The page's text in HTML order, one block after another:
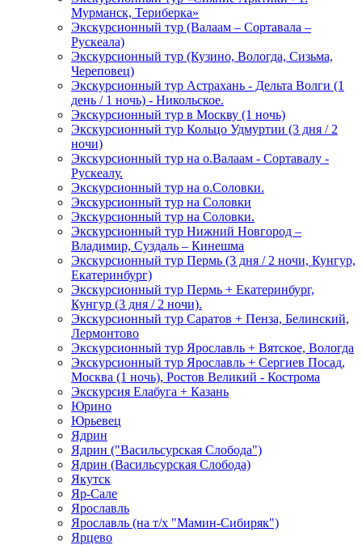
Мурманск, Териберка»
Экскурсионный тур (Валаам – Сортавала –
Рускеала)
Экскурсионный тур (Кузино, Вологда, Сизьма,
Череповец)
Экскурсионный тур Астрахань - Дельта Волги (1
день / 1 ночь) - Никольское.
Экскурсионный тур в Москву (1 ночь)
Экскурсионный тур Кольцо Удмуртии (3 дня / 2
ночи)
Экскурсионный тур на о.Валаам - Сортавалу -
Рускеалу.
Экскурсионный тур на о.Соловки.
Экскурсионный тур на Соловки
Экскурсионный тур на Соловки.
Экскурсионный тур Нижний Новгород –
Владимир, Суздаль – Кинешма
Экскурсионный тур Пермь (3 дня / 2 ночи, Кунгур,
Екатеринбург)
Экскурсионный тур Пермь + Екатеринбург,
Кунгур (3 дня / 2 ночи).
Экскурсионный тур Саратов + Пенза, Белинский,
Лермонтово
Экскурсионный тур Ярославль + Вятское, Вологда
Экскурсионный тур Ярославль + Сергиев Посад,
Москва (1 ночь), Ростов Великий - Кострома
Экскурсия Елабуга + Казань
Юрино
Юрьевец
Ядрин
Ядрин ("Васильсурская Слобода")
Ядрин (Васильсурская Слобода)
Якутск
Яр-Сале
Ярославль
Ярославль (на т/х "Мамин-Сибиряк")
Ярцево